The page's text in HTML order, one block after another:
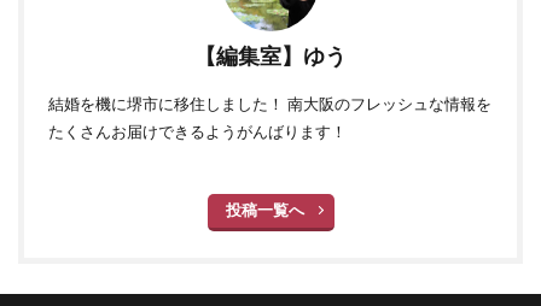
【編集室】ゆう
結婚を機に堺市に移住しました！ 南大阪のフレッシュな情報を
たくさんお届けできるようがんばります！
投稿一覧へ